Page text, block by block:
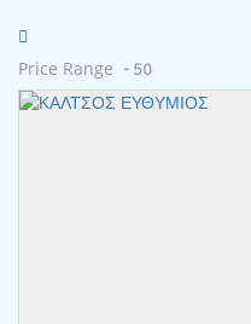
Price Range - 50